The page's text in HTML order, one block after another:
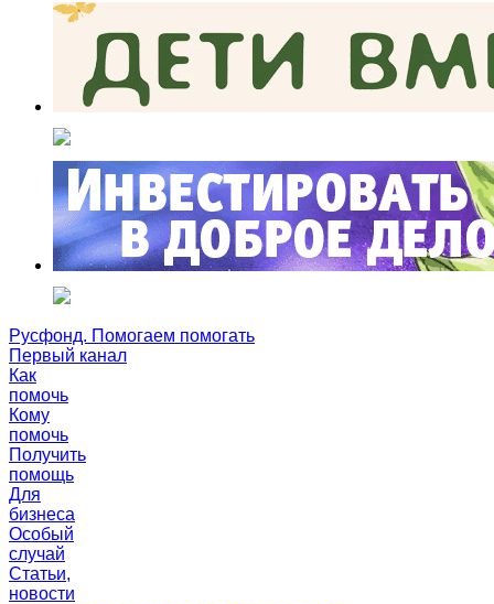
Русфонд. Помогаем помогать
Первый канал
Как
помочь
Кому
помочь
Получить
помощь
Для
бизнеса
Особый
случай
Статьи,
новости